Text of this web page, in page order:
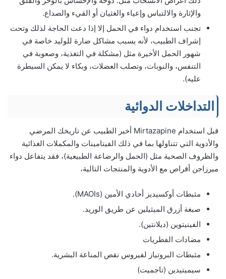
والإثارة والالتباس وإعياء والغثيان أو القيء والصداع.
تجنب استخدام دواء في الحمل إلا إذا دعت الحاجة لذلك وتحت
إشراف الطبيب، لأنه يسبب مشاكل ضارة للوليد خاصة في
شهور الحمل الأخيرة مثل (مشكلة في التغذية، وصعوبة في
التنفس، والنوبات، وتصلب العضلات، وبكاء لا يمكن السيطرة
عليه).
التداخلات الدوائية
قبل استخدام Mirtazapine أخبر الطبيب عن تاريخك المرضي
والأدوية التي تتناولها بما في ذلك الفيتامينات والمكملات الغذائية
والظروف الصحية مثل (الحمل والرضاعة الطبيعية)، فقد يتفاعل دواء
ميرزاجن أقراص مع الأدوية والمنتجات التالية،
مثبطات أوكسيديز أحادي الأمين (MAOIs).
صبغة أزرق الميثيلين عن طريق الوريد.
الفينيتوين (ديلانتين).
مضادات الفطريات
مثبطات البروتياز لفيروس نقص المناعة البشرية.
سيميتيدين (تاجميت)